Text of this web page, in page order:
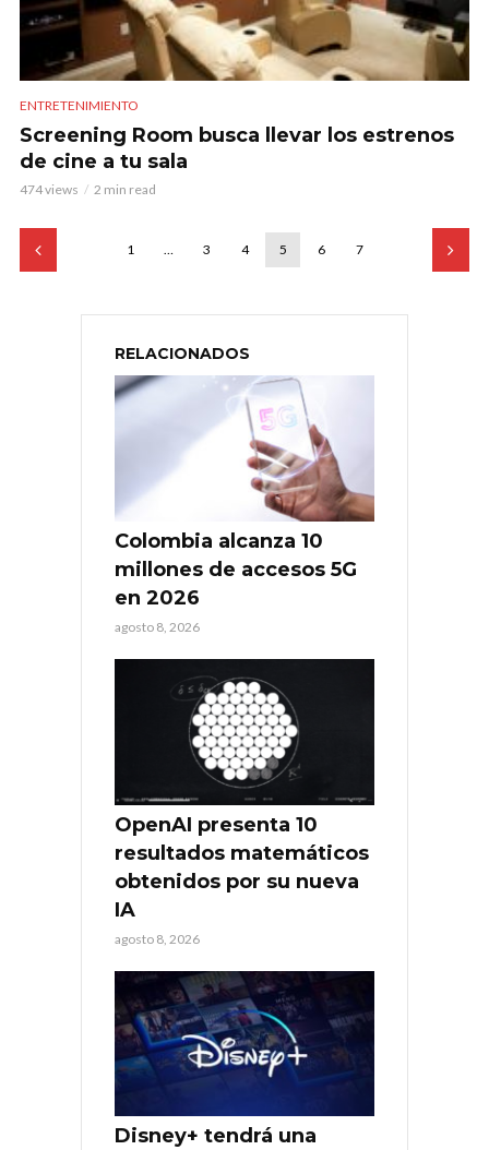
ENTRETENIMIENTO
Screening Room busca llevar los estrenos
de cine a tu sala
474 views 2 min read
1 … 3 4 5 6 7
RELACIONADOS
Colombia alcanza 10
millones de accesos 5G
en 2026
agosto 8, 2026
OpenAI presenta 10
resultados matemáticos
obtenidos por su nueva
IA
agosto 8, 2026
Disney+ tendrá una